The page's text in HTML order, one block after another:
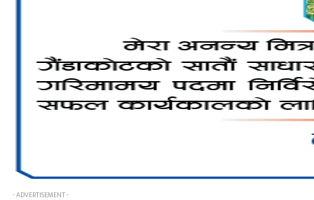
- ADVERTISEMENT -